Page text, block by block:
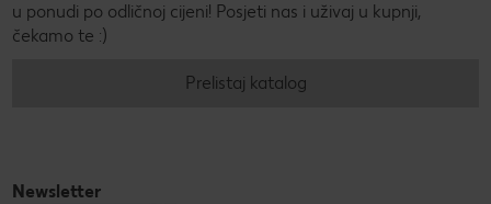
u ponudi po odličnoj cijeni! Posjeti nas i uživaj u kupnji,
čekamo te :)
Prelistaj katalog
Newsletter